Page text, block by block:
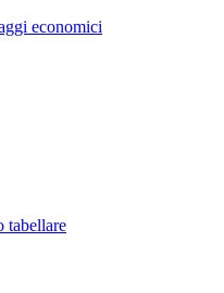
economici
tabellare